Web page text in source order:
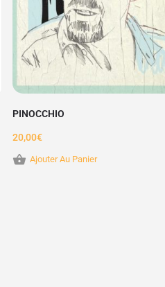
PINOCCHIO
20,00€
Ajouter Au Panier